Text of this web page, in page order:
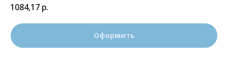
1084,17 р.
Оформить